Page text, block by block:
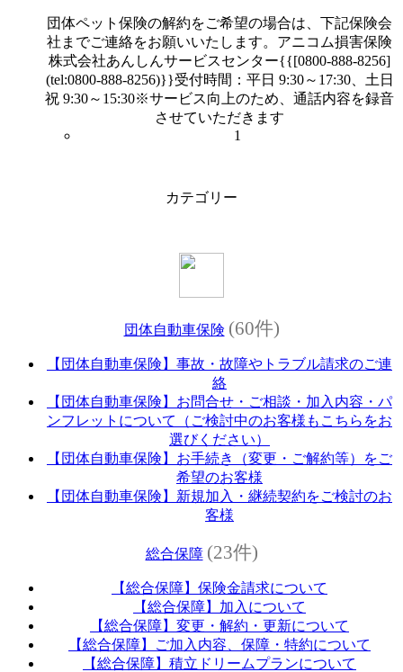
団体ペット保険の解約をご希望の場合は、下記保険会
社までご連絡をお願いいたします。アニコム損害保険
株式会社あんしんサービスセンター{{[0800-888-8256]
(tel:0800-888-8256)}}受付時間：平日 9:30～17:30、土日
祝 9:30～15:30※サービス向上のため、通話内容を録音
させていただきます
1
カテゴリー
団体自動車保険 (60件)
【団体自動車保険】事故・故障やトラブル請求のご連
絡
【団体自動車保険】お問合せ・ご相談・加入内容・パ
ンフレットについて（ご検討中のお客様もこちらをお
選びください）
【団体自動車保険】お手続き（変更・ご解約等）をご
希望のお客様
【団体自動車保険】新規加入・継続契約をご検討のお
客様
総合保障 (23件)
【総合保障】保険金請求について
【総合保障】加入について
【総合保障】変更・解約・更新について
【総合保障】ご加入内容、保障・特約について
【総合保障】積立ドリームプランについて